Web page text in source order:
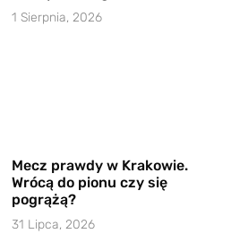
1 Sierpnia, 2026
Mecz prawdy w Krakowie.
Wrócą do pionu czy się
pogrążą?
31 Lipca, 2026